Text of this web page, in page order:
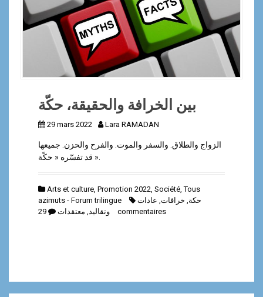
بين الخرافة والحقيقة، حكّة
29 mars 2022 Lara RAMADAN
الزواج والطلاق. والسفر والموت. والفرح والحزن. جميعها
قد تفسّره « حكّة ».
Arts et culture, Promotion 2022, Société,Tous
azimuts - Forum trilingue
حكة, خرافات, عادات
وتقاليد, معتقدات 29 commentaires